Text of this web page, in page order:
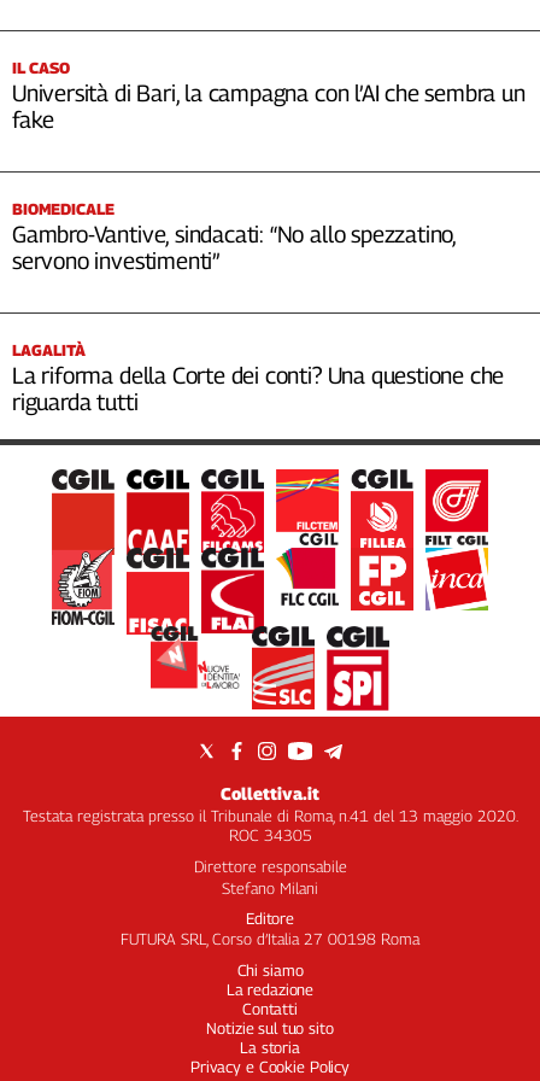
IL CASO
Università di Bari, la campagna con l’AI che sembra un
fake
BIOMEDICALE
Gambro-Vantive, sindacati: “No allo spezzatino,
servono investimenti”
LAGALITÀ
La riforma della Corte dei conti? Una questione che
riguarda tutti
Collettiva.it
Testata registrata presso il Tribunale di Roma, n.41 del 13 maggio 2020.
ROC 34305
Direttore responsabile
Stefano Milani
Editore
FUTURA SRL, Corso d’Italia 27 00198 Roma
Chi siamo
La redazione
Contatti
Notizie sul tuo sito
La storia
Privacy e Cookie Policy